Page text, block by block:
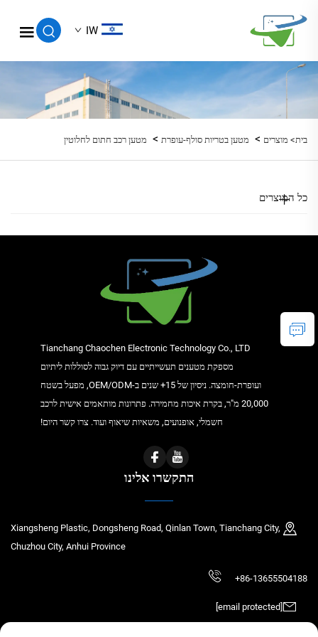
IW
בית> מוצרים > מטען בטריות סולף-עופרת > מטען רכב חתום לחלוטין
כל המוצרים
Tianchang Chaochen Electronic Technology Co., LTD
מספקת מטענים תעשייתיים עם דיוק גבוה לסוללות ליתיום
ועופרת-חומצה. ניסיון של 15+ שנים ב-OEM/ODM, מפעל בשטח
20,000 מ"ר, בקרת איכות מחמירה. פתרונות מותאמים אישית לרכב
חשמלי, אופנועים, משאיות שיאוף ועוד. צרו קשר היום!
התקשרו אלינו
Xiangsheng Plastic, Dongsheng Road, Qinlan Town, Tianchang City,
Chuzhou City, Anhui Province
+86-13655504188